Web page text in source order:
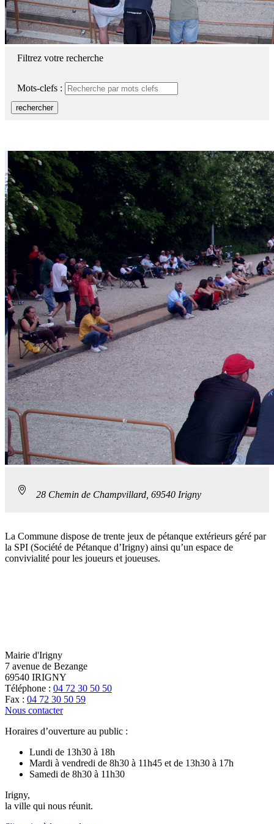
Filtrez votre recherche
Mots-clefs :
rechercher
Terrains de pétanque
28 Chemin de Champvillard, 69540 Irigny
La Commune dispose de trente jeux de pétanque extérieurs géré par
la SPI (Société de Pétanque d’Irigny) ainsi qu’un espace de
convivialité pour les joueurs et joueuses.
Mairie d'Irigny
7 avenue de Bezange
69540 IRIGNY
Téléphone : 04 72 30 50 50
Fax : 04 72 30 50 59
Nous contacter
Horaires d’ouverture au public :
Lundi de 13h30 à 18h
Mardi à vendredi de 8h30 à 11h45 et de 13h30 à 17h
Samedi de 8h30 à 11h30
Irigny,
la ville qui nous réunit.